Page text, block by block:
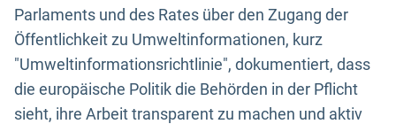
Parlaments und des Rates über den Zugang der
Öffentlichkeit zu Umweltinformationen, kurz
"Umweltinformationsrichtlinie", dokumentiert, dass
die europäische Politik die Behörden in der Pflicht
sieht, ihre Arbeit transparent zu machen und aktiv